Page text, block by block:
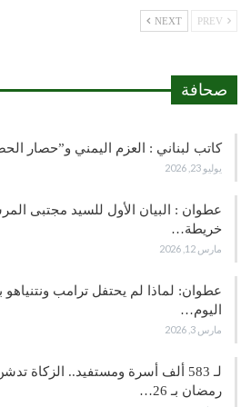
NEXT
صحافة
كاتب لبناني : العزم اليمني و”حصار
يوليو 23, 2026
عطوان : البيان الأول للسيد مجتبى
خريطة…
مارس 12, 2026
عطوان: لماذا لم يحتفل ترامب ونتنياهو
اليوم…
مارس 3, 2026
لـ 583 ألف أسرة ومستفيد.. الزكاة
رمضان بـ 26…